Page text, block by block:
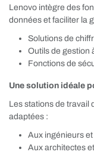
Lenovo intègre des
données et faciliter la
Solutions de
Outils de gestion
Fonctions de
Une solution idéale
Les stations de travail
adaptées :
Aux ingénieurs et
Aux architectes